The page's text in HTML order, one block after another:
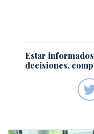
Estar
decisiones,